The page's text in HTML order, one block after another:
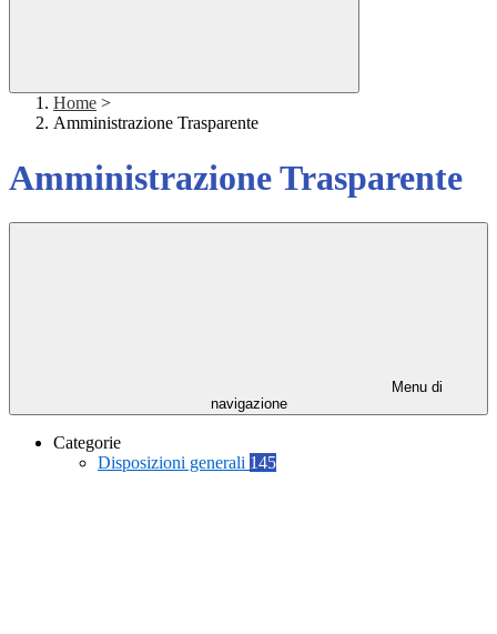
Home >
Amministrazione Trasparente
Amministrazione Trasparente
Menu di
navigazione
Categorie
Disposizioni generali 145